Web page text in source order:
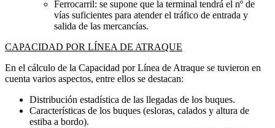
Ferrocarril: se supone que la terminal tendrá el nº de
vías suficientes para atender el tráfico de entrada y
salida de las mercancías.
CAPACIDAD POR LÍNEA DE ATRAQUE
En el cálculo de la Capacidad por Línea de Atraque se tuvieron en
cuenta varios aspectos, entre ellos se destacan:
Distribución estadística de las llegadas de los buques.
Características de los buques (esloras, calados y altura de
estiba a bordo).